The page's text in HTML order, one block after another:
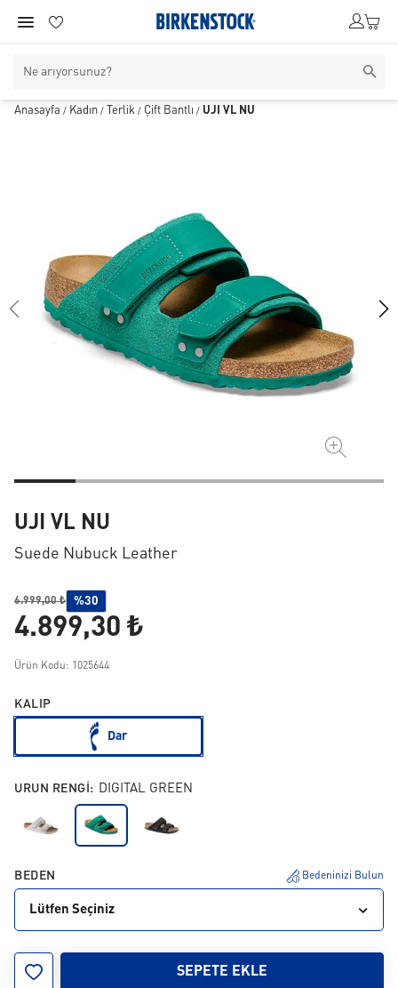
Anasayfa / Kadın / Terlik / Çift Bantlı / UJI VL NU
UJI VL NU
Suede Nubuck Leather
6.999,00 ₺ %30
4.899,30 ₺
Ürün Kodu: 1025644
KALIP
Dar
URUN RENGI: DIGITAL GREEN
BEDEN Bedeninizi Bulun
Lütfen Seçiniz
SEPETE EKLE